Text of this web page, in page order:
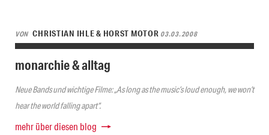
VON CHRISTIAN IHLE & HORST MOTOR 03.03.2008
monarchie & alltag
Neue Bands und wichtige Filme: „As long as the music’s loud enough, we won’t
hear the world falling apart“.
mehr über diesen blog